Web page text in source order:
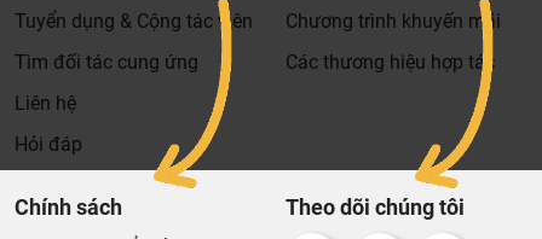
Khảo sát công trình, để hỗ trợ khách hàng chọn sản
phẩm đúng và phù hợp cũng như đưa ra các lời
khuyên, chú ý, hoặc chỉ ra các vấn khổng ổn nếu có
hoàn toàn miễn phí.
Bảo trì sản phẩm lên tới 5 năm, tặng các phụ kiện hao
mòn và thay thế miễn phí.
Bảo trì kiểm tra sản phẩm trước khi hết hạn bảo hành
Xin cảm ơn khách hàng!!!
Tuyển dụng & Cộng tác viên
Tìm đối tác cung ứng
Liên hệ
Hỏi đáp
Chương trình khuyến mãi
Các thương hiệu hợp tác
Chính sách Theo dõi chúng tôi